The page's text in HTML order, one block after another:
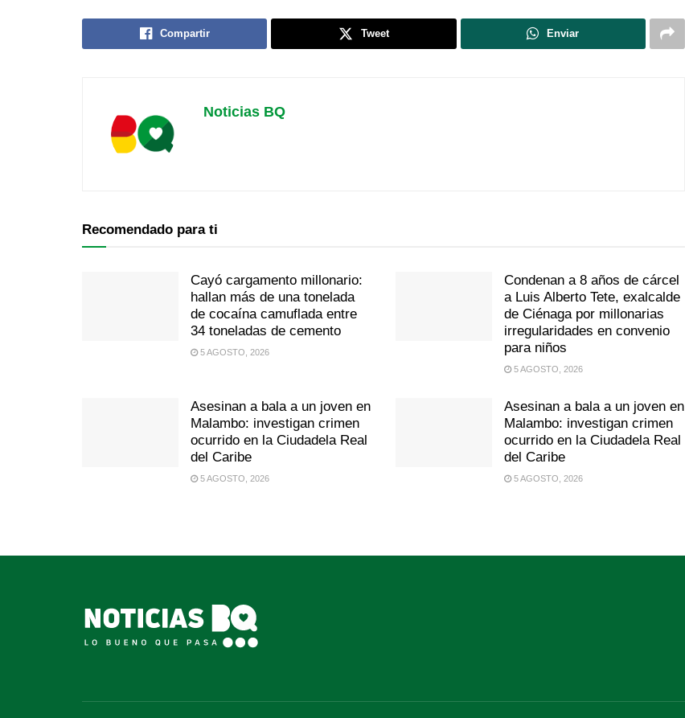
Compartir Tweet Enviar
Noticias BQ
Recomendado para ti
Cayó cargamento millonario:
hallan más de una tonelada
de cocaína camuflada entre
34 toneladas de cemento
5 AGOSTO, 2026
Condenan a 8 años de cárcel
a Luis Alberto Tete, exalcalde
de Ciénaga por millonarias
irregularidades en convenio
para niños
5 AGOSTO, 2026
Asesinan a bala a un joven en
Malambo: investigan crimen
ocurrido en la Ciudadela Real
del Caribe
5 AGOSTO, 2026
Asesinan a bala a un joven en
Malambo: investigan crimen
ocurrido en la Ciudadela Real
del Caribe
5 AGOSTO, 2026